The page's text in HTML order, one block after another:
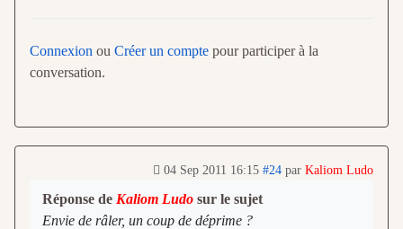
Connexion ou Créer un compte pour participer à la
conversation.
04 Sep 2011 16:15 #24 par Kaliom Ludo
Réponse de Kaliom Ludo sur le sujet
Envie de râler, un coup de déprime ?